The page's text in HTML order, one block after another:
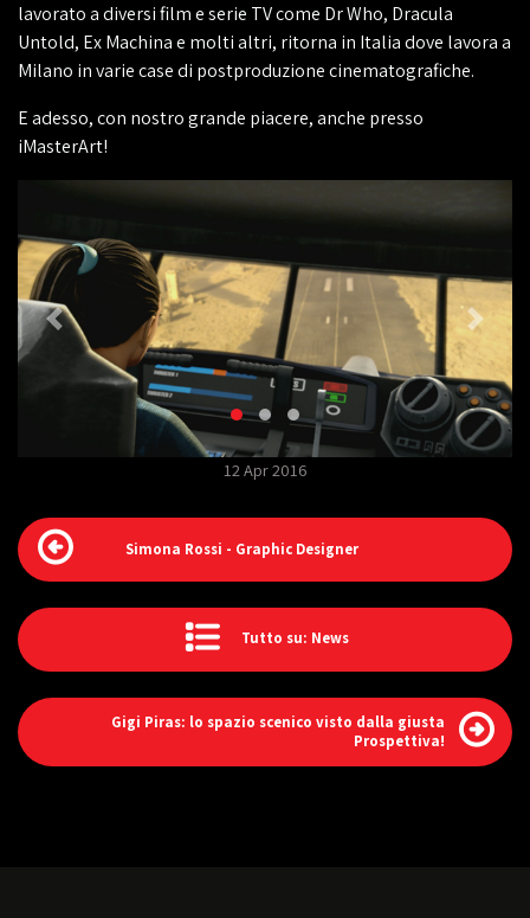
lavorato a diversi film e serie TV come Dr Who, Dracula
Untold, Ex Machina e molti altri, ritorna in Italia dove lavora a
Milano in varie case di postproduzione cinematografiche.
E adesso, con nostro grande piacere, anche presso
iMasterArt!
12 Apr 2016
Simona Rossi - Graphic Designer
Tutto su: News
Gigi Piras: lo spazio scenico visto dalla giusta
Prospettiva!